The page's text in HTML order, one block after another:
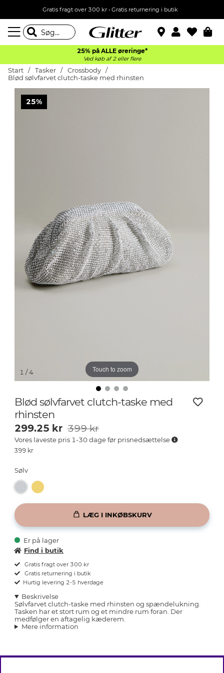
Gratis fragt over 300 kr • Gratis returnering i butik
25% på ALLE øreringe*
Ved køb af 2 eller flere
Start Tasker
Crossbody
Blød sølvfarvet clutch-taske med rhinsten
25%
Touch to zoom
1 / 4
Blød sølvfarvet clutch-taske med
rhinsten
399 kr
299.25 kr 399 kr
Vores laveste pris 1-30 dage før prisnedsættelse
Sølv
LÆG I INKØBSKURV
Er på lager
Find i butik
Gratis fragt over 300 kr
Gratis returnering i butik
Hurtig levering 2-5 hverdage
Beskrivelse
Sølvfarvet clutch-taske med rhinsten og spændelukning.
Tasken har et stort rum og et mindre rum foran. Der
medfølger en aftagelig kæderem.
Mere information